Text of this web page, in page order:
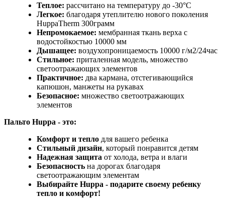
Теплое: рассчитано на температуру до -30°C
Легкое: благодаря утеплителю нового поколения
HuppaTherm 300грамм
Непромокаемое: мембранная ткань верха с
водостойкостью 10000 мм
Дышащее: воздухопроницаемость 10000 г/м2/24час
Стильное: приталенная модель, множество
светоотражающих элементов
Практичное: два кармана, отстегивающийся
капюшон, манжеты на рукавах
Безопасное: множество светоотражающих
элементов
Пальто Huppa - это:
Комфорт и тепло для вашего ребенка
Стильный дизайн, который понравится детям
Надежная защита от холода, ветра и влаги
Безопасность на дорогах благодаря
светоотражающим элементам
Выбирайте Huppa - подарите своему ребенку
тепло и комфорт!